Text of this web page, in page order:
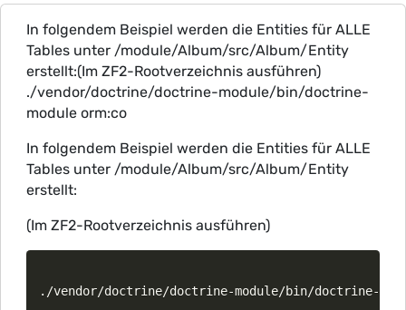
In folgendem Beispiel werden die Entities für ALLE
Tables unter /module/Album/src/Album/Entity
erstellt:(Im ZF2-Rootverzeichnis ausführen)
./vendor/doctrine/doctrine-module/bin/doctrine-
module orm:co
In folgendem Beispiel werden die Entities für ALLE
Tables unter /module/Album/src/Album/Entity
erstellt:
(Im ZF2-Rootverzeichnis ausführen)
./vendor/doctrine/doctrine-module/bin/doctrine-